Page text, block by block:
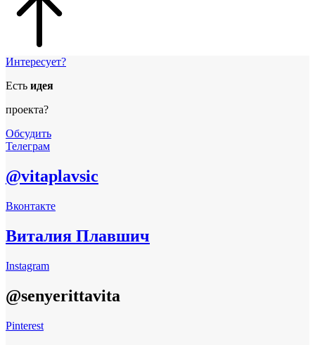
Интересует?
Есть идея
проекта?
Обсудить
Телеграм
@vitaplavsic
Вконтакте
Виталия Плавшич
Instagram
@senyerittavita
Pinterest